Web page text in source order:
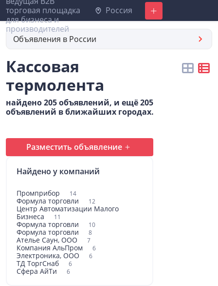
Россия Добавить
Объявления в России
Кассовая
термолента
найдено 205 объявлений, и ещё 205
объявлений в ближайших городах.
Разместить объявление
Найдено у компаний
Промприбор 14
Формула торговли 12
Центр Автоматизации Малого
Бизнеса
11
Формула торговли 10
Формула торговли 8
Ателье Саун, ООО 7
Компания АльПром 6
Электроника, ООО 6
ТД ТоргСнаб 6
Сфера АйТи 6